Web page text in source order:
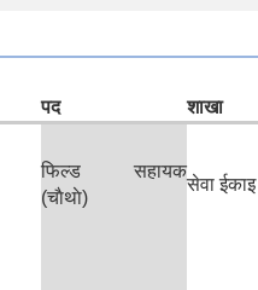
पद शाखा
फिल्ड सहायक
(चाैथाे)
सेवा ईकाइ